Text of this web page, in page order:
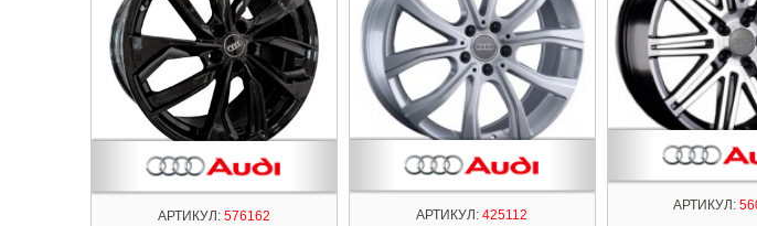
АРТИКУЛ:576162 АРТИКУЛ: 425112
АРТИКУЛ: